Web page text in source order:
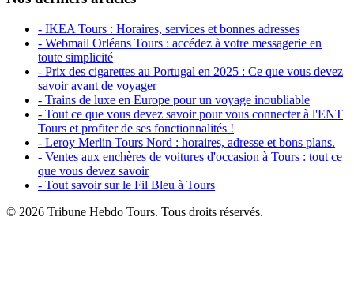
- IKEA Tours : Horaires, services et bonnes adresses
- Webmail Orléans Tours : accédez à votre messagerie en
toute simplicité
- Prix des cigarettes au Portugal en 2025 : Ce que vous devez
savoir avant de voyager
- Trains de luxe en Europe pour un voyage inoubliable
- Tout ce que vous devez savoir pour vous connecter à l'ENT
Tours et profiter de ses fonctionnalités !
- Leroy Merlin Tours Nord : horaires, adresse et bons plans.
- Ventes aux enchères de voitures d'occasion à Tours : tout ce
que vous devez savoir
- Tout savoir sur le Fil Bleu à Tours
© 2026 Tribune Hebdo Tours. Tous droits réservés.